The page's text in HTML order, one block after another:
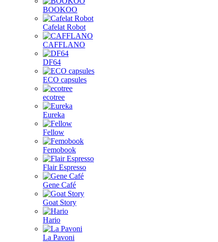
BOOKOO
Cafelat Robot
CAFFLANO
DF64
ECO capsules
ecotree
Eureka
Fellow
Femobook
Flair Espresso
Gene Café
Goat Story
Hario
La Pavoni